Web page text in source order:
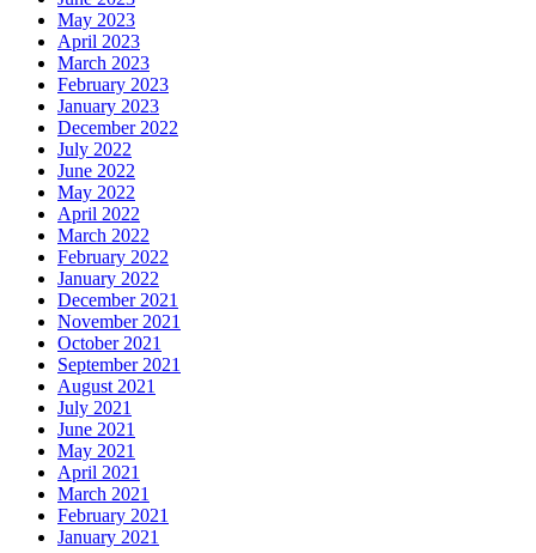
May 2023
April 2023
March 2023
February 2023
January 2023
December 2022
July 2022
June 2022
May 2022
April 2022
March 2022
February 2022
January 2022
December 2021
November 2021
October 2021
September 2021
August 2021
July 2021
June 2021
May 2021
April 2021
March 2021
February 2021
January 2021